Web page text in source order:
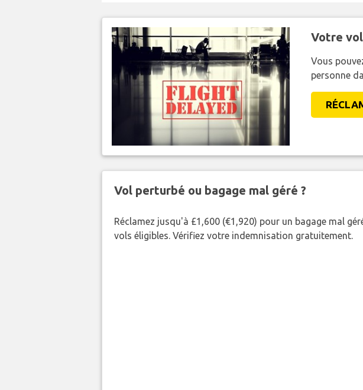
Votre
Vous
personne
Vol perturbé ou bagage mal géré ?
Réclamez jusqu'à £1,600 (€1,920) pour un bagage mal
vols éligibles. Vérifiez votre indemnisation gratuitement.